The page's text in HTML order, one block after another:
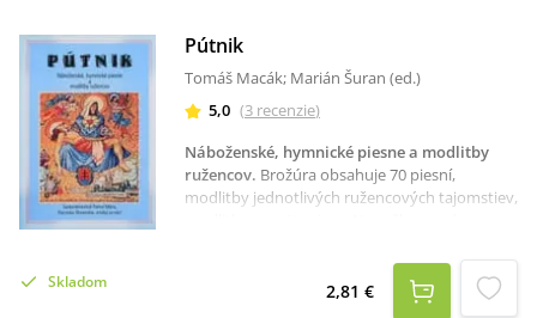
Pútnik
Tomáš Macák; Marián Šuran (ed.)
5,0 (3 recenzie)
Náboženské, hymnické piesne a modlitby
ružencov. Brožúra obsahuje 70 piesní,
modlitby jednotlivých ružencových tajomstiev,
sviatosti oltárnej, modlitbu na úmysel Sv.
Otca...Publikácia je cirkevne schválená.
Skladom 2,81 €